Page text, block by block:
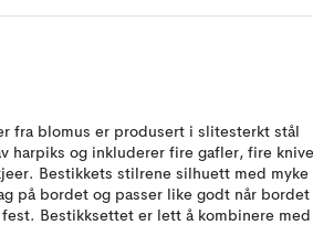
fra blomus er produsert i slitesterkt stål
harpiks og inkluderer fire gafler, fire
Bestikkets stilrene silhuett med myke
på bordet og passer like godt når bordet
Bestikksettet er lett å kombinere med